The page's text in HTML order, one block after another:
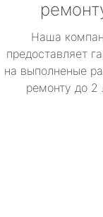
Наша
предоставляет
на выполненые
ремонту до 2